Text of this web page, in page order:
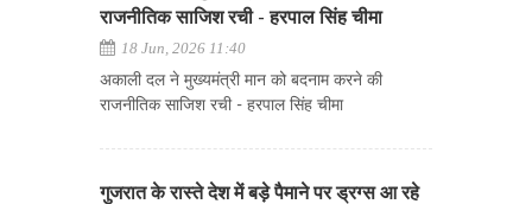
राजनीतिक साजिश रची - हरपाल सिंह चीमा
18 Jun, 2026 11:40
अकाली दल ने मुख्यमंत्री मान को बदनाम करने की
राजनीतिक साजिश रची - हरपाल सिंह चीमा
गुजरात के रास्ते देश में बड़े पैमाने पर ड्रग्स आ रहे